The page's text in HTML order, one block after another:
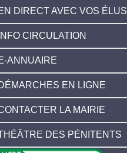
DIRECT AVEC VOS ÉLUS
INFO CIRCULATION
ANNUAIRE
EN LIGNE
LA MAIRIE
DES PÉNITENTS